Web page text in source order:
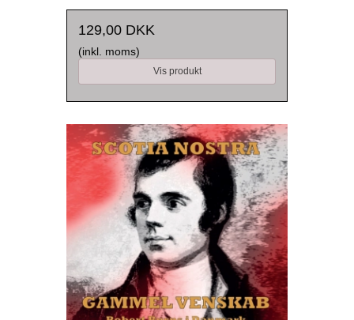
129,00 DKK
(inkl. moms)
Vis produkt